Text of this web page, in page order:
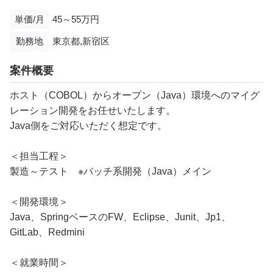
単価/月 45～55万円
勤務地 東京都,新宿区
案件概要
ホスト（COBOL）からオープン（Java）環境へのマイグ
レーション開発をお任せいたします。
Java側をご対応いただく想定です。
＜担当工程＞
製造～テスト ※バッチ系開発（Java）メイン
＜開発環境＞
Java、SpringベースのFW、Eclipse、Junit、Jp1、
GitLab、Redmini
＜就業時間＞